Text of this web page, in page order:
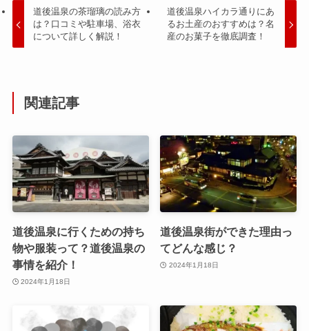
道後温泉の茶瑠璃の読み方
は？口コミや駐車場、浴衣
について詳しく解説！
道後温泉ハイカラ通りにあ
るお土産のおすすめは？名
産のお菓子を徹底調査！
関連記事
道後温泉に行くための持ち
物や服装って？道後温泉の
事情を紹介！
2024年1月18日
道後温泉街ができた理由っ
てどんな感じ？
2024年1月18日